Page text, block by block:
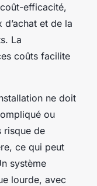
efficacité,
et de la
La
coûts facilite
ne doit
ou
risque de
ce qui peut
système
lourde, avec